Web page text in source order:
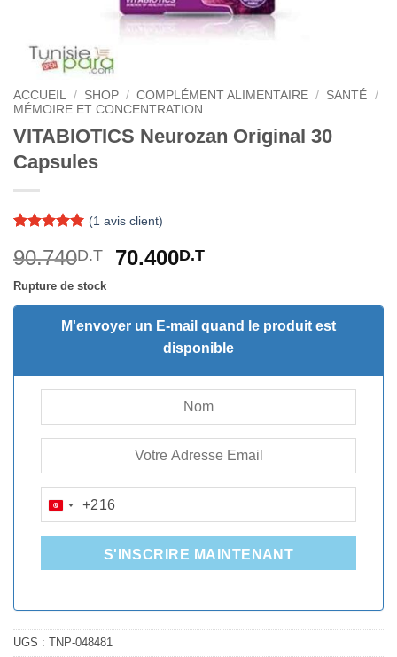
ACCUEIL / SHOP / COMPLÉMENT ALIMENTAIRE / SANTÉ /
MÉMOIRE ET CONCENTRATION
VITABIOTICS Neurozan Original 30
Capsules
5 basé sur
notation
client
(1 avis client)
90.740D.T
Le
initial
était :
90.740D.T.
70.400D.TLe
actuel
est :
70.400D.T.
Rupture de stock
M'envoyer un E-mail quand le produit est
disponible
TUNISIA
+216
+216
S'INSCRIRE MAINTENANT
UGS : TNP-048481